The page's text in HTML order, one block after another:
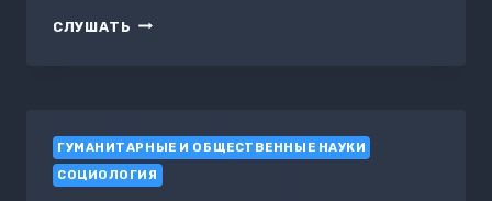
СЛУШАТЬ ПОСТСОВЕТСКОЕ
ГУМАНИТАРНЫЕ И ОБЩЕСТВЕННЫЕ НАУКИ
СОЦИОЛОГИЯ